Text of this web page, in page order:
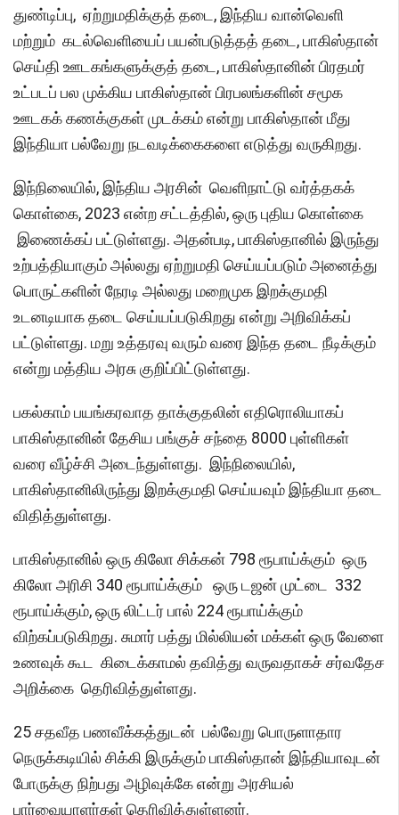
துண்டிப்பு, ஏற்றுமதிக்குத் தடை, இந்திய வான்வெளி
மற்றும் கடல்வெளியைப் பயன்படுத்தத் தடை, பாகிஸ்தான்
செய்தி ஊடகங்களுக்குத் தடை, பாகிஸ்தானின் பிரதமர்
உட்படப் பல முக்கிய பாகிஸ்தான் பிரபலங்களின் சமூக
ஊடகக் கணக்குகள் முடக்கம் என்று பாகிஸ்தான் மீது
இந்தியா பல்வேறு நடவடிக்கைகளை எடுத்து வருகிறது.
இந்நிலையில், இந்திய அரசின் வெளிநாட்டு வர்த்தகக்
கொள்கை, 2023 என்ற சட்டத்தில், ஒரு புதிய கொள்கை
இணைக்கப் பட்டுள்ளது. அதன்படி, பாகிஸ்தானில் இருந்து
உற்பத்தியாகும் அல்லது ஏற்றுமதி செய்யப்படும் அனைத்து
பொருட்களின் நேரடி அல்லது மறைமுக இறக்குமதி
உடனடியாக தடை செய்யப்படுகிறது என்று அறிவிக்கப்
பட்டுள்ளது. மறு உத்தரவு வரும் வரை இந்த தடை நீடிக்கும்
என்று மத்திய அரசு குறிப்பிட்டுள்ளது.
பகல்காம் பயங்கரவாத தாக்குதலின் எதிரொலியாகப்
பாகிஸ்தானின் தேசிய பங்குச் சந்தை 8000 புள்ளிகள்
வரை வீழ்ச்சி அடைந்துள்ளது. இந்நிலையில்,
பாகிஸ்தானிலிருந்து இறக்குமதி செய்யவும் இந்தியா தடை
விதித்துள்ளது.
பாகிஸ்தானில் ஒரு கிலோ சிக்கன் 798 ரூபாய்க்கும் ஒரு
கிலோ அரிசி 340 ரூபாய்க்கும் ஒரு டஜன் முட்டை 332
ரூபாய்க்கும், ஒரு லிட்டர் பால் 224 ரூபாய்க்கும்
விற்கப்படுகிறது. சுமார் பத்து மில்லியன் மக்கள் ஒரு வேளை
உணவுக் கூட கிடைக்காமல் தவித்து வருவதாகச் சர்வதேச
அறிக்கை தெரிவித்துள்ளது.
25 சதவீத பணவீக்கத்துடன் பல்வேறு பொருளாதார
நெருக்கடியில் சிக்கி இருக்கும் பாகிஸ்தான் இந்தியாவுடன்
போருக்கு நிற்பது அழிவுக்கே என்று அரசியல்
பார்வையாளர்கள் தெரிவித்துள்ளனர்.